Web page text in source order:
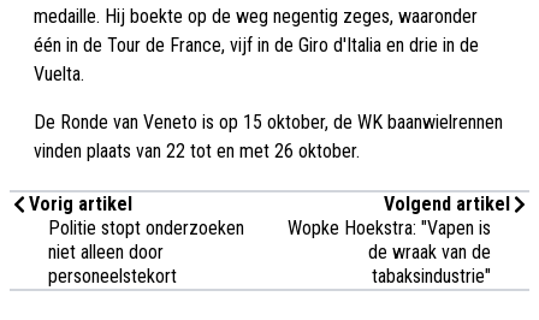
medaille. Hij boekte op de weg negentig zeges, waaronder
één in de Tour de France, vijf in de Giro d'Italia en drie in de
Vuelta.
De Ronde van Veneto is op 15 oktober, de WK baanwielrennen
vinden plaats van 22 tot en met 26 oktober.
Vorig artikel
Politie stopt onderzoeken
niet alleen door
personeelstekort
Volgend artikel
Wopke Hoekstra: "Vapen is
de wraak van de
tabaksindustrie"